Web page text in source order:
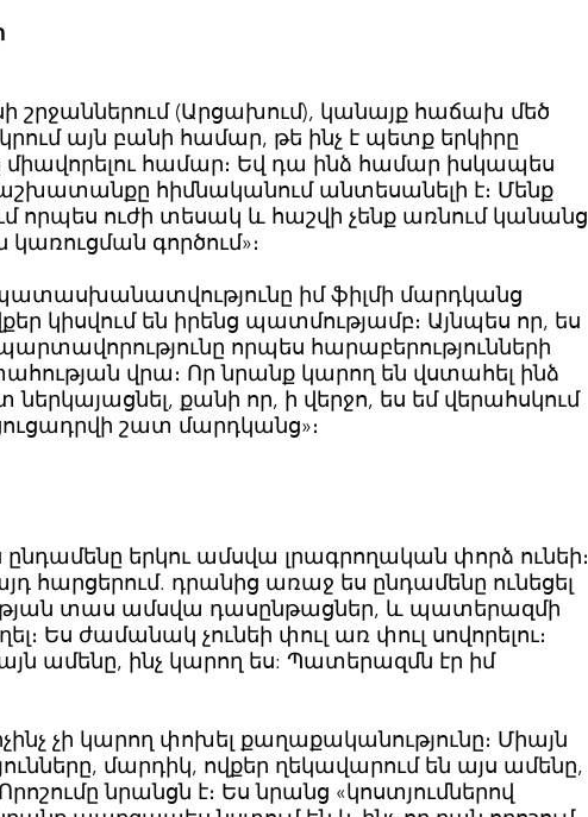
շրջաններում (Արցախում), կանայք հաճախ մեծ
այն բանի համար, թե ինչ է պետք երկիրը
միավորելու համար։ Եվ դա ինձ համար իսկապես
հիմնականում անտեսանելի է։ Մենք
որպես ուժի տեսակ և հաշվի չենք առնում կանանց
գործում»։
իմ ֆիլմի մարդկանց
կիսվում են իրենց պատմությամբ։ Այնպես որ, ես
որպես հարաբերությունների
վրա։ Որ նրանք կարող են վստահել ինձ
քանի որ, ի վերջո, ես եմ վերահսկում
շատ մարդկանց»։
երկու ամսվա լրագրողական փորձ ունեի։
հարցերում. դրանից առաջ ես ընդամենը ունեցել
տաս ամսվա դասընթացներ, և պատերազմի
Ես ժամանակ չունեի փուլ առ փուլ սովորելու։
ամենը, ինչ կարող ես: Պատերազմն էր իմ
չի կարող փոխել քաղաքականությունը։ Միայն
մարդիկ, ովքեր ղեկավարում են այս ամենը,
նրանցն է։ Ես նրանց «կոստյումներով